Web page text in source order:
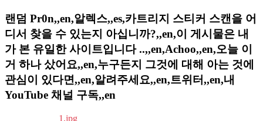
랜덤 Pr0n,,en,알렉스,,es,카트리지 스티커 스캔을 어
디서 찾을 수 있는지 아십니까?,,en,이 게시물은 내
가 본 유일한 사이트입니다 ..,,en,Achoo,,en,오늘 이
거 하나 샀어요,,en,누구든지 그것에 대해 아는 것에
관심이 있다면,,en,알려주세요,,en,트위터,,en,내
YouTube 채널 구독,,en